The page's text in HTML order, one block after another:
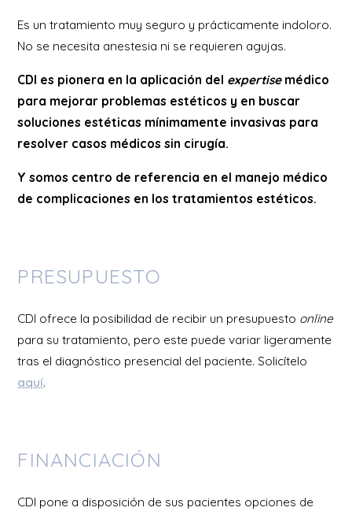
Es un tratamiento muy seguro y prácticamente indoloro.
No se necesita anestesia ni se requieren agujas.
CDI es pionera en la aplicación del expertisemédico
para mejorar problemas estéticos y en buscar
soluciones estéticas mínimamente invasivas para
resolver casos médicos sin cirugía.
Y somos centro de referencia en el manejo médico
de complicaciones en los tratamientos estéticos.
PRESUPUESTO
CDI ofrece la posibilidad de recibir un presupuesto online
para su tratamiento, pero este puede variar ligeramente
tras el diagnóstico presencial del paciente. Solicítelo
aquí.
FINANCIACIÓN
CDI pone a disposición de sus pacientes opciones de